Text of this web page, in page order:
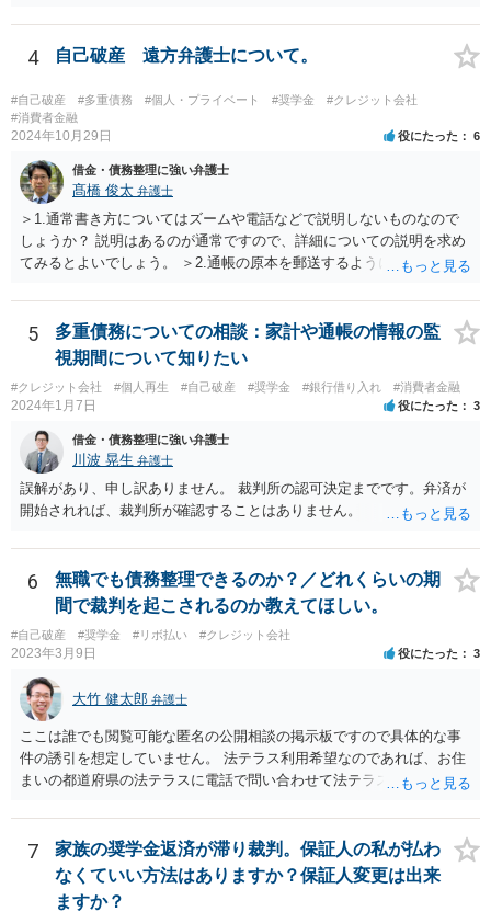
4 自己破産 遠方弁護士について。
#自己破産 #多重債務 #個人・プライベート #奨学金
#クレジット会社
#消費者金融
2024年10月29日 役にたった 6
借金・債務整理に強い弁護士
髙橋 俊太 弁護士
＞1.通常書き方についてはズームや電話などで説明しないものなので
しょうか？ 説明はあるのが通常ですので、詳細についての説明を求め
てみるとよいでしょう。 ＞2.通帳の原本を郵送するように言われてい
うで手間はかかりますが）その部分のPDFあるいはコピーを提出すれ
ばよいでしょう。 ＞3.土地あり。親父名義のまま。遺産分割未完了 と
りあえずは、法務局で全部事項証明書を取得して、PDFあるいはコピ
ーを提出すればよいでしょう。
5
多重債務についての相談：家計や通帳の情報の監
視期間について知りたい
#クレジット会社 #個人再生 #自己破産 #奨学金 #銀行借り入れ #消費者金融
2024年1月7日 役にたった 3
借金・債務整理に強い弁護士
川波 晃生 弁護士
誤解があり、申し訳ありません。 裁判所の認可決定までです。弁済が
開始されれば、裁判所が確認することはありません。
6
無職でも債務整理できるのか？／どれくらいの期
間で裁判を起こされるのか教えてほしい。
#自己破産 #奨学金 #リボ払い #クレジット会社
2023年3月9日 役にたった 3
大竹 健太郎 弁護士
ここは誰でも閲覧可能な匿名の公開相談の掲示板ですので具体的な事
件の誘引を想定していません。 法テラス利用希望なのであれば、お住
まいの都道府県の法テラスに電話で問い合わせて法テラス直轄の法律
法テラスと契約している弁護士しか担当しません。
7
家族の奨学金返済が滞り裁判。保証人の私が払わ
なくていい方法はありますか？保証人変更は出来
ますか？